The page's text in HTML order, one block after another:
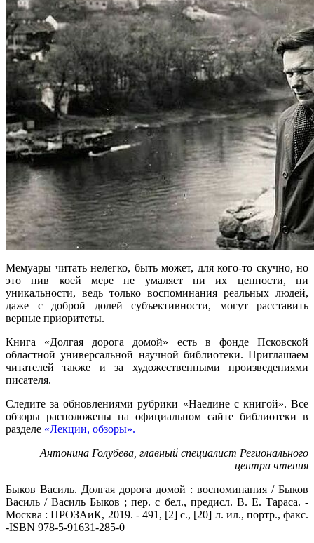
Мемуары читать нелегко, быть может, для кого-то скучно, но
это нив коей мере не умаляет ни их ценности, ни
уникальности, ведь только воспоминания реальных людей,
даже с доброй долей субъективности, могут расставить
верные приоритеты.
Книга «Долгая дорога домой» есть в фонде Псковской
областной универсальной научной библиотеки. Приглашаем
читателей также и за художественными произведениями
писателя.
Следите за обновлениями рубрики «Наедине с книгой». Все
обзоры расположены на официальном сайте библиотеки в
разделе «Лекции, обзоры».
Антонина Голубева, главный специалист Регионального
центра чтения
Быков Василь. Долгая дорога домой : воспоминания / Быков
Василь / Василь Быков ; пер. с бел., предисл. В. Е. Тараса. -
Москва : ПРОЗАиК, 2019. - 491, [2] с., [20] л. ил., портр., факс.
-ISBN 978-5-91631-285-0